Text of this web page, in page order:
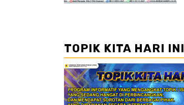
TOPIK KITA HARI INI